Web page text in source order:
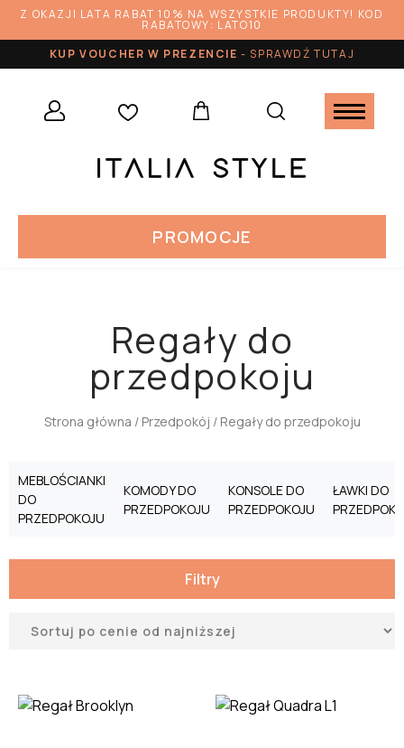
Z OKAZJI LATA RABAT 10% NA WSZYSTKIE PRODUKTY! KOD
RABATOWY: LATO10
KUP VOUCHER W PREZENCIE-SPRAWDŹ TUTAJ
PROMOCJE
Regały do
przedpokoju
Strona główna / Przedpokój / Regały do przedpokoju
MEBLOŚCIANKI
DO
PRZEDPOKOJU
KOMODY DO
PRZEDPOKOJU
KONSOLE DO
PRZEDPOKOJU
ŁAWKI DO
Filtry